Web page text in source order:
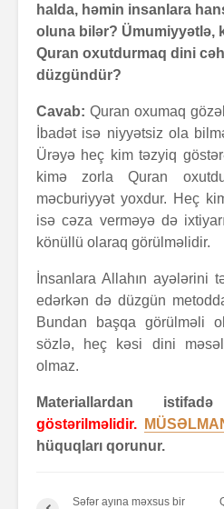
halda, həmin insanlara
oluna bilər? Ümumiyyətlə,
Quran oxutdurmaq dini
düzgündür?
Cavab: Quran oxumaq
İbadət isə niyyətsiz ola
Ürəyə heç kim təzyiq
kimə zorla Quran
məcburiyyət yoxdur. Heç
isə cəza verməyə də
könüllü olaraq görülməlidir.
İnsanlara Allahın ayələrini
edərkən də düzgün
Bundan başqa görülməli
sözlə, heç kəsi dini
olmaz.
Materiallardan
göstərilməlidir.
hüquqları qorunur.
Səfər ayına məxsus bir